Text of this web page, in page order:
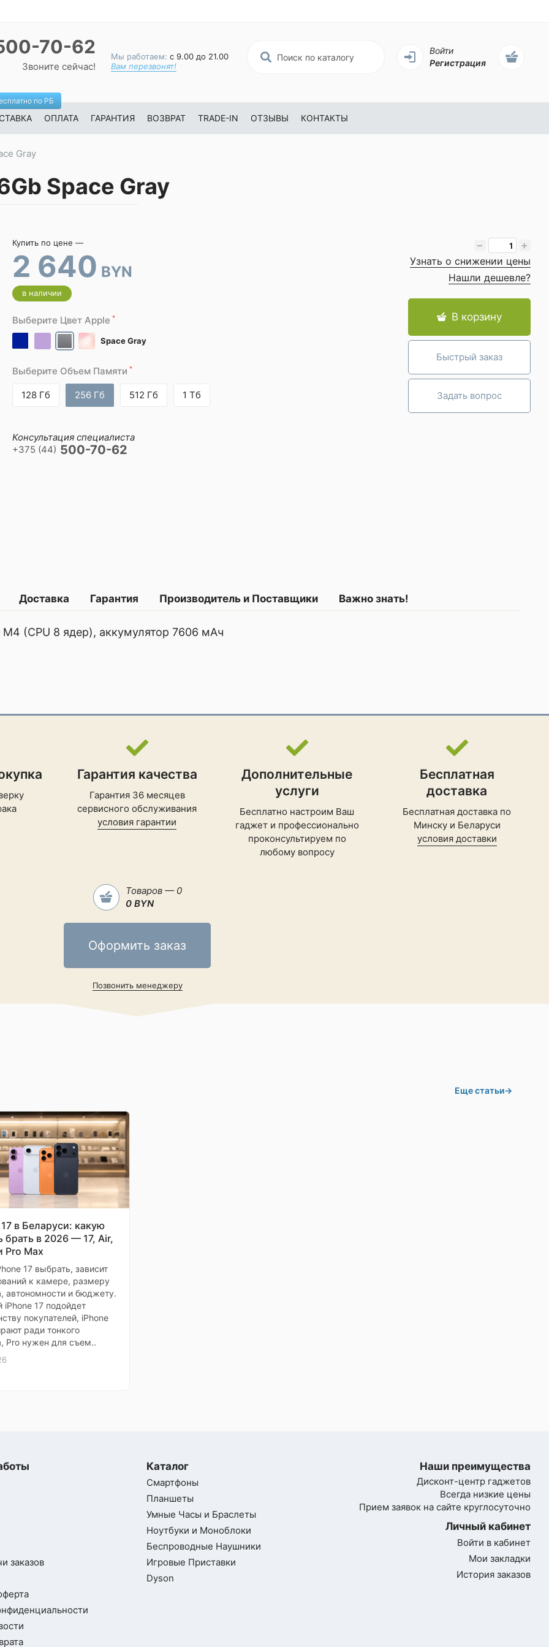
70-62
Звоните сейчас!
Мы работаем: с 9.00 до 21.00
Вам перезвонят!
Войти
Регистрация
по РБ
ОПЛАТА ГАРАНТИЯ ВОЗВРАТ TRADE-IN ОТЗЫВЫ КОНТАКТЫ
Gray
Space Gray
Купить по цене —
2 640 BYN
в наличии
Выберите Цвет Apple *
Space Gray
Выберите Объем Памяти *
128 Гб 256 Гб 512 Гб 1 Тб
Консультация специалиста
+375 (44) 500-70-62
−
+
Узнать о снижении цены
Нашли дешевле?
В корзину
Быстрый заказ
Задать вопрос
Доставка Гарантия Производитель и Поставщики Важно знать!
M4 (CPU 8 ядер), аккумулятор 7606 мАч
Гарантия качества
Гарантия 36 месяцев
сервисного обслуживания
условия гарантии
Дополнительные
услуги
Бесплатно настроим Ваш
гаджет и профессионально
проконсультируем по
любому вопросу
Бесплатная
доставка
Бесплатная доставка по
Минску и Беларуси
условия доставки
Товаров — 0
0 BYN
Оформить заказ
Позвонить менеджеру
Еще статьи→
в Беларуси: какую
брать в 2026 — 17, Air,
Pro Max
17 выбрать, зависит
к камере, размеру
автономности и бюджету.
iPhone 17 подойдет
покупателей, iPhone
ради тонкого
Pro нужен для съем..
заказов
Каталог
Смартфоны
Планшеты
Умные Часы и Браслеты
Ноутбуки и Моноблоки
Беспроводные Наушники
Игровые Приставки
Dyson
Наши преимущества
Дисконт-центр гаджетов
Всегда низкие цены
Прием заявок на сайте круглосуточно
Личный кабинет
Войти в кабинет
Мои закладки
История заказов